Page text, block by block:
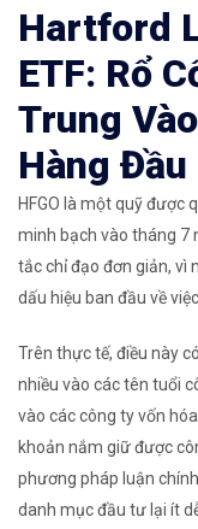
Hartford
ETF: Rổ
Trung
Hàng Đầu
HFGO là một quỹ được
minh bạch vào tháng 7
tắc chỉ đạo đơn giản, vì
dấu hiệu ban đầu về
Trên thực tế, điều này
nhiều vào các tên tuổi
vào các công ty vốn
khoản nắm giữ được
phương pháp luận
danh mục đầu tư lại ít